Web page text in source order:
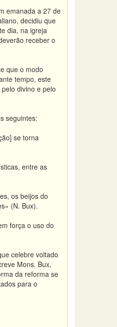
emanada a 27 de
decidiu que
dia, na igreja
receber o
que o modo
tempo, este
divino e pelo
seguintes:
se torna
entre as
os beijos do
(N. Bux).
força o uso do
celebre voltado
Mons. Bux,
da reforma se
para o